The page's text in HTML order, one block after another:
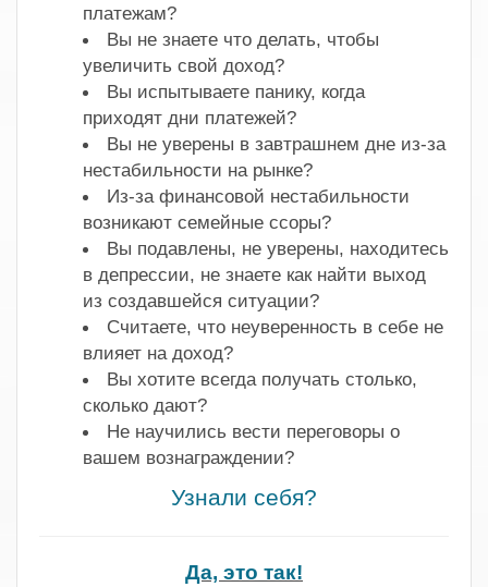
платежам?
Вы не знаете что делать, чтобы
увеличить свой доход?
Вы испытываете панику, когда
приходят дни платежей?
Вы не уверены в завтрашнем дне из-за
нестабильности на рынке?
Из-за финансовой нестабильности
возникают семейные ссоры?
Вы подавлены, не уверены, находитесь
в депрессии, не знаете как найти выход
из создавшейся ситуации?
Считаете, что неуверенность в себе не
влияет на доход?
Вы хотите всегда получать столько,
сколько дают?
Не научились вести переговоры о
вашем вознаграждении?
Узнали себя?
Да, это так!